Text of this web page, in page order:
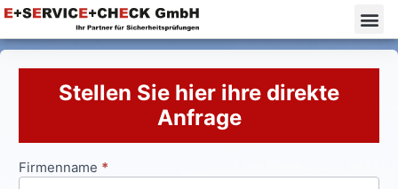
Stellen Sie hier ihre direkte
Anfrage
Anfrageformular
Firmenname *